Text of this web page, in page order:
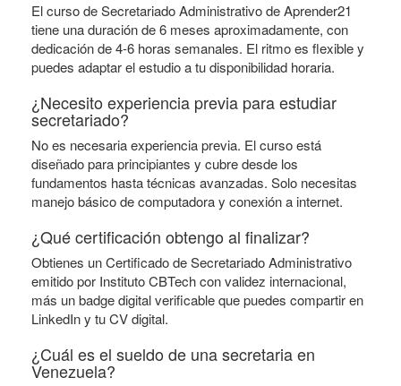
El curso de Secretariado Administrativo de Aprender21
tiene una duración de 6 meses aproximadamente, con
dedicación de 4-6 horas semanales. El ritmo es flexible y
puedes adaptar el estudio a tu disponibilidad horaria.
¿Necesito experiencia previa para estudiar
secretariado?
No es necesaria experiencia previa. El curso está
diseñado para principiantes y cubre desde los
fundamentos hasta técnicas avanzadas. Solo necesitas
manejo básico de computadora y conexión a internet.
¿Qué certificación obtengo al finalizar?
Obtienes un Certificado de Secretariado Administrativo
emitido por Instituto CBTech con validez internacional,
más un badge digital verificable que puedes compartir en
LinkedIn y tu CV digital.
¿Cuál es el sueldo de una secretaria en
Venezuela?